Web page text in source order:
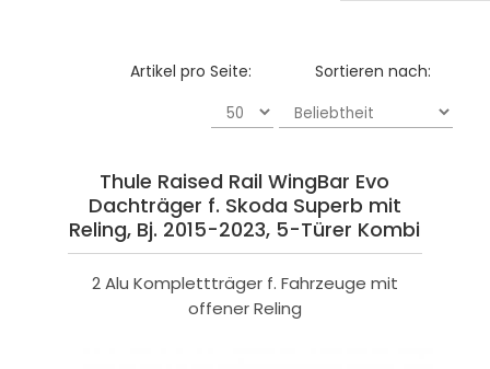
Sortieren nach:
Artikel pro Seite:
Thule Raised Rail WingBar Evo
Dachträger f. Skoda Superb mit
Reling, Bj. 2015-2023, 5-Türer Kombi
2 Alu Komplettträger f. Fahrzeuge mit
offener Reling